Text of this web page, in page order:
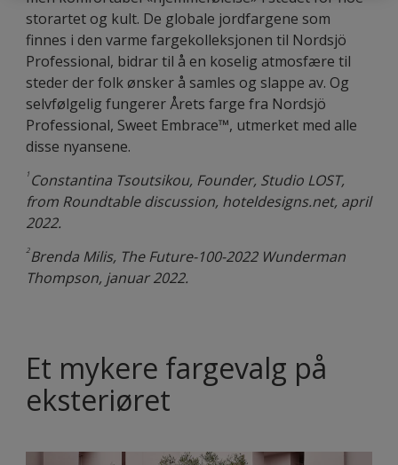
storartet og kult. De globale jordfargene som
finnes i den varme fargekolleksjonen til Nordsjö
Professional, bidrar til å en koselig atmosfære til
steder der folk ønsker å samles og slappe av. Og
selvfølgelig fungerer Årets farge fra Nordsjö
Professional, Sweet Embrace™, utmerket med alle
disse nyansene.
1 Constantina Tsoutsikou, Founder, Studio LOST,
from Roundtable discussion, hoteldesigns.net, april
2022.
2Brenda Milis, The Future-100-2022 Wunderman
Thompson, januar 2022.
Et mykere fargevalg på
eksteriøret